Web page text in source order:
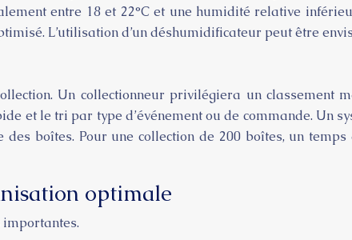
entre 18 et 22°C et une humidité relative
L’utilisation d’un déshumidificateur peut être
Un collectionneur privilégiera un classement
et le tri par type d’événement ou de commande. Un
boîtes. Pour une collection de 200 boîtes, un
optimale